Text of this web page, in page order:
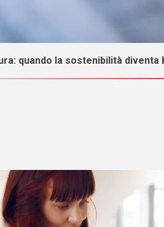
quando la sostenibilità diventa